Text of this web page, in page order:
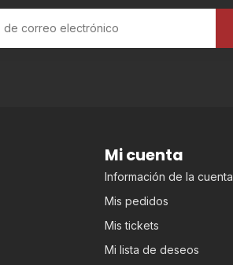
Mi cuenta
Información de la cuenta
Mis pedidos
Mis tickets
Mi lista de deseos